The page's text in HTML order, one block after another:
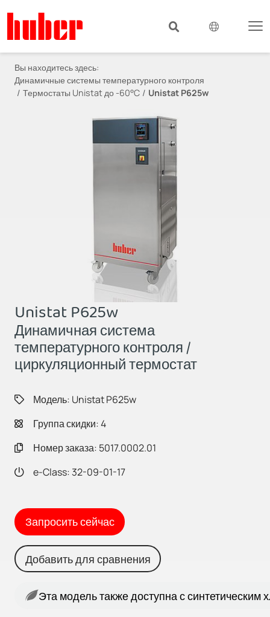
Вы находитесь здесь:
Динамичные системы температурного контроля
Термостаты Unistat до -60°C
Unistat P625w
Unistat P625w
Динамичная система
температурного контроля /
циркуляционный термостат
Модель: Unistat P625w
Группа скидки: 4
Номер заказа: 5017.0002.01
e-Class: 32-09-01-17
Запросить сейчас
Добавить для сравнения
Эта модель также доступна с синтетическим